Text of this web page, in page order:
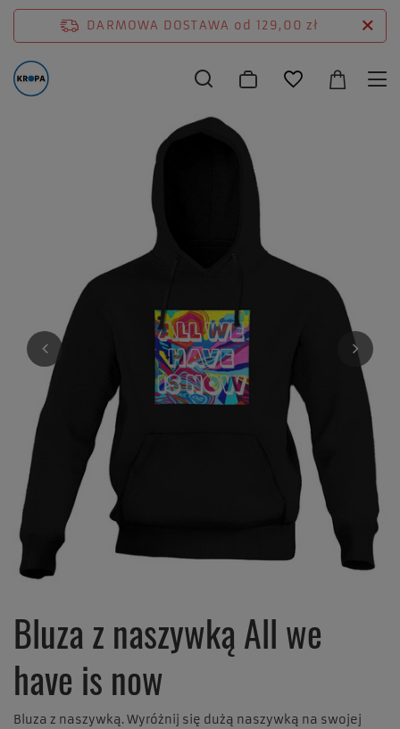
DARMOWA DOSTAWA od 129,00 zł
Bluza z naszywką All we
have is now
Bluza z naszywką. Wyróżnij się dużą naszywką na swojej